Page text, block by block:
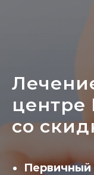
центре
со
Первичный